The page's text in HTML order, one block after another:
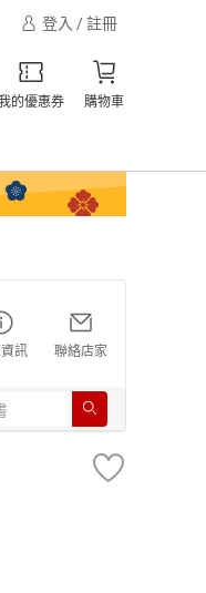
登入 / 註冊
的優惠券 購物車
訊 聯絡店家